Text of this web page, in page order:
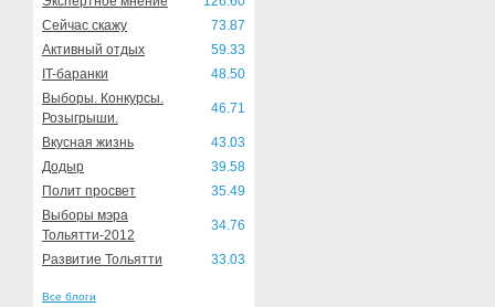
Сейчас скажу
73.87
Активный отдых
59.33
IT-баранки
48.50
Выборы. Конкурсы.
Розыгрыши.
46.71
Вкусная жизнь
43.03
Додыр
39.58
Полит просвет
35.49
Выборы мэра
Тольятти-2012
34.76
Развитие Тольятти 33.03
Все блоги